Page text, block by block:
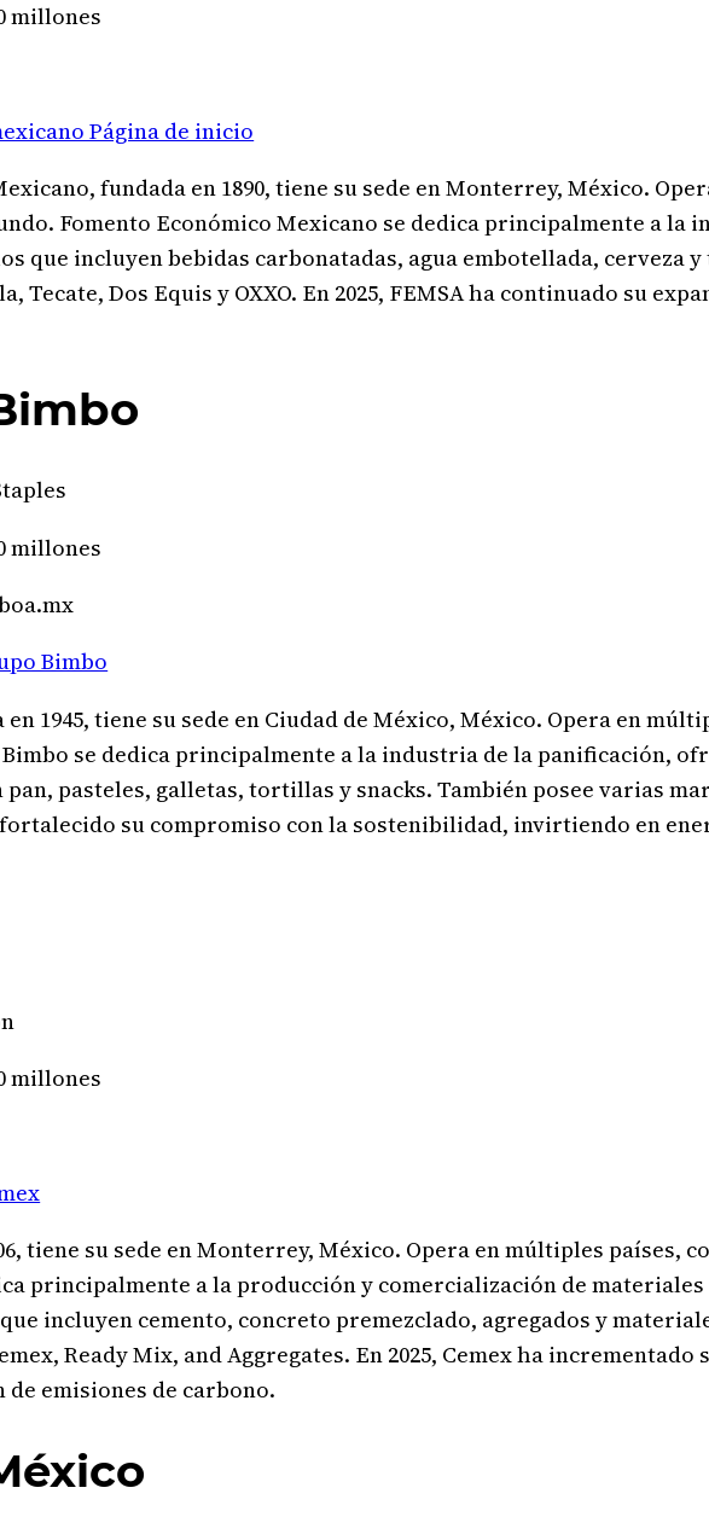
millones
Página de inicio
fundada en 1890, tiene su sede en Monterrey, México.
Fomento Económico Mexicano se dedica principalmente a
que incluyen bebidas carbonatadas, agua embotellada, cerveza
Tecate, Dos Equis y OXXO. En 2025, FEMSA ha continuado su
millones
Bimbo
1945, tiene su sede en Ciudad de México, México. Opera en
se dedica principalmente a la industria de la panificación,
pasteles, galletas, tortillas y snacks. También posee varias
fortalecido su compromiso con la sostenibilidad, invirtiendo en
millones
tiene su sede en Monterrey, México. Opera en múltiples países,
principalmente a la producción y comercialización de
incluyen cemento, concreto premezclado, agregados y
Ready Mix, and Aggregates. En 2025, Cemex ha
emisiones de carbono.